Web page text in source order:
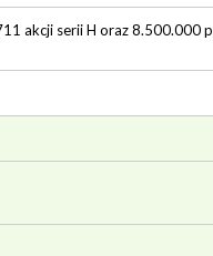
akcji serii H oraz 8.500.000